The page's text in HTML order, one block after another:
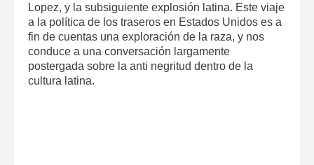
Lopez, y la subsiguiente explosión latina. Este viaje
a la política de los traseros en Estados Unidos es a
fin de cuentas una exploración de la raza, y nos
conduce a una conversación largamente
postergada sobre la anti negritud dentro de la
cultura latina.